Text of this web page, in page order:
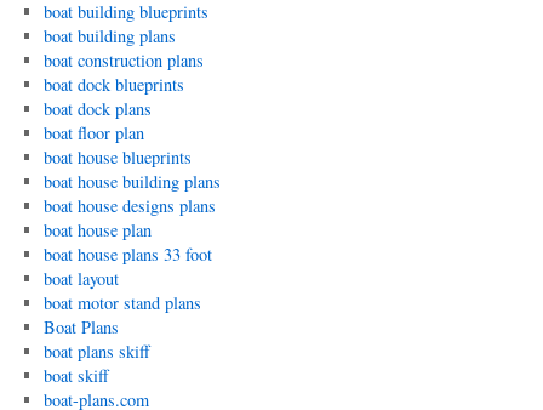
boat building blueprints
boat building plans
boat construction plans
boat dock blueprints
boat dock plans
boat floor plan
boat house blueprints
boat house building plans
boat house designs plans
boat house plan
boat house plans 33 foot
boat layout
boat motor stand plans
Boat Plans
boat plans skiff
boat skiff
boat-plans.com